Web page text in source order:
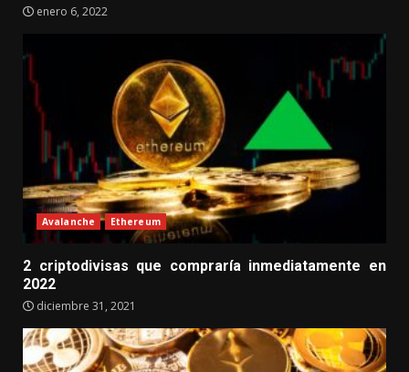
enero 6, 2022
Avalanche Ethereum
2 criptodivisas que compraría inmediatamente en
2022
diciembre 31, 2021